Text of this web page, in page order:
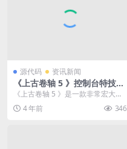
源代码 资讯新闻
《上古卷轴 5 》控制台特技代
码1—技能、炼金、附魔、锻
造
《上古卷轴 5 》是一款非常宏大的
史诗制开放游戏，想必有很多小伙
伴都进游戏体验过...
4 年前 346